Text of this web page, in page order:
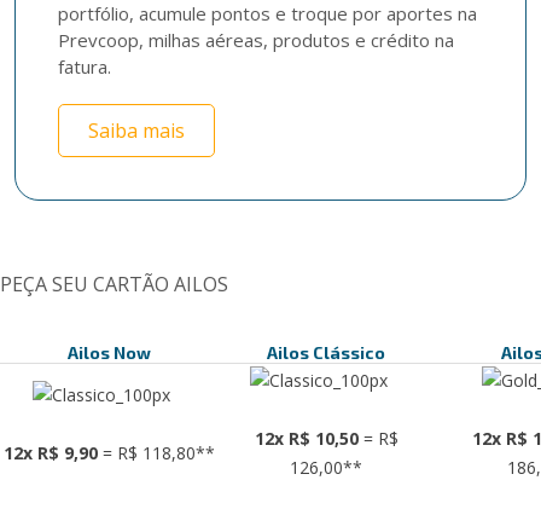
portfólio, acumule pontos e troque por aportes na
Prevcoop, milhas aéreas, produtos e crédito na
fatura.
Saiba mais
PEÇA SEU CARTÃO AILOS
Ailos Now Ailos Clássico
12x R$ 9,90= R$ 118,80**
12x R$ 10,50= R$
126,00**
12x R$